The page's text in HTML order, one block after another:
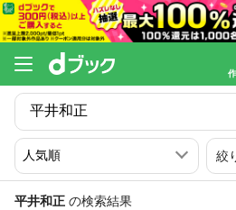
絞
平井和正 の検索結果